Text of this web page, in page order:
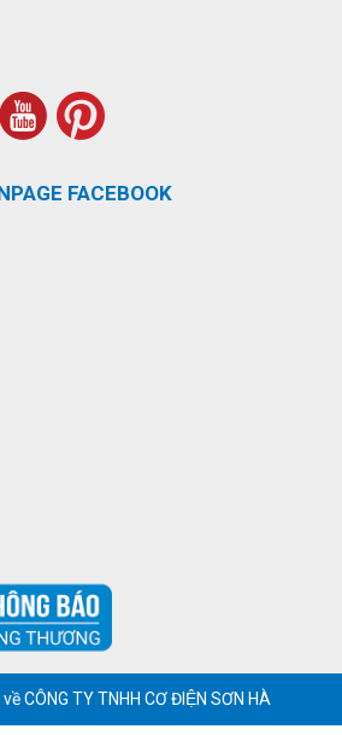
FACEBOOK
CÔNG TY TNHH CƠ ĐIỆN SƠN HÀ